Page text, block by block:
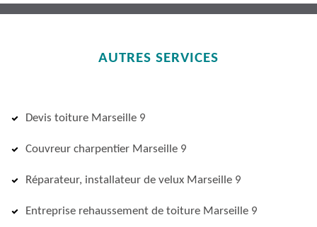
AUTRES SERVICES
Devis toiture Marseille 9
Couvreur charpentier Marseille 9
Réparateur, installateur de velux Marseille 9
Entreprise rehaussement de toiture Marseille 9